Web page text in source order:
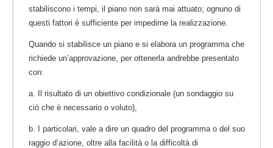
stabiliscono i tempi, il piano non sarà mai attuato; ognuno di
questi fattori è sufficiente per impedirne la realizzazione.
Quando si stabilisce un piano e si elabora un programma che
richiede un’approvazione, per ottenerla andrebbe presentato
con:
a. Il risultato di un obiettivo condizionale (un sondaggio su
ciò che è necessario o voluto),
b. I particolari, vale a dire un quadro del programma o del suo
raggio d’azione, oltre alla facilità o la difficoltà di